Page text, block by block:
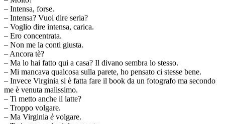
– Intensa, forse.
– Intensa? Vuoi dire seria?
– Voglio dire intensa, carica.
– Ero concentrata.
– Non me la conti giusta.
– Ancora tè?
– Ma lo hai fatto qui a casa? Il divano sembra lo stesso.
– Mi mancava qualcosa sulla parete, ho pensato ci stesse bene.
– Invece Virginia si è fatta fare il book da un fotografo ma secondo
me è venuta malissimo.
– Ti metto anche il latte?
– Troppo volgare.
– Ma Virginia è volgare.